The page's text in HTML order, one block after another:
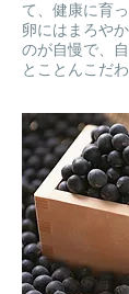
て、健康に育
卵にはまろや
のが自慢で、
とことんこだ